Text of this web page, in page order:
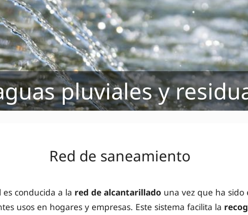
pluviales y
Red de saneamiento
conducida a la red de alcantarillado una vez que ha sido
usos en hogares y empresas. Este sistema facilita la